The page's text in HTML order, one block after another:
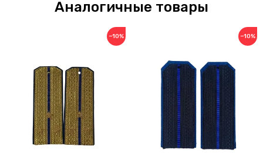
Аналогичные товары
−10% −10%